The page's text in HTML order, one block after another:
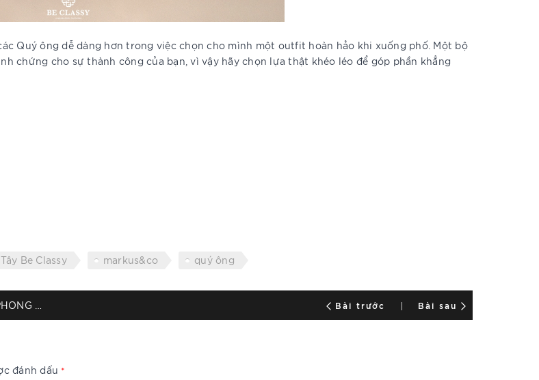
Quý ông dễ dàng hơn trong việc chọn cho mình một outfit hoàn hảo khi xuống phố. Một bộ
chứng cho sự thành công của bạn, vì vậy hãy chọn lựa thật khéo léo để góp phần khẳng
Be Classy markus&co quý ông
Bài trước Bài sau
đánh dấu *